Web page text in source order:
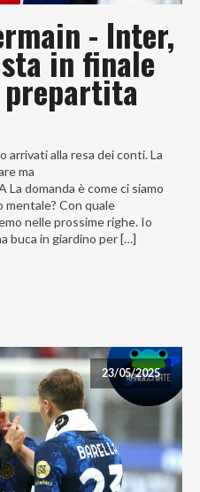
- Inter,
in finale
prepartita
arrivati alla resa dei conti. La
ma
domanda è come ci siamo
mentale? Con quale
nelle prossime righe. Io
buca in giardino per […]
23/05/2025